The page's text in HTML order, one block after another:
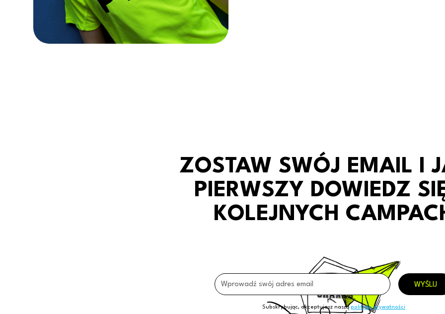
ZOSTAW SWÓJ EMAIL I
PIERWSZY DOWIEDZ
KOLEJNYCH
Subskrybując, akceptujasz naszą politykę prywatności